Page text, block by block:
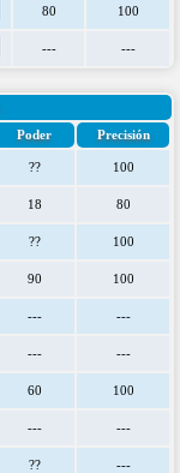
80 100
--- ---
Poder Precisión
?? 100
18 80
?? 100
90 100
--- ---
--- ---
60 100
--- ---
?? ---